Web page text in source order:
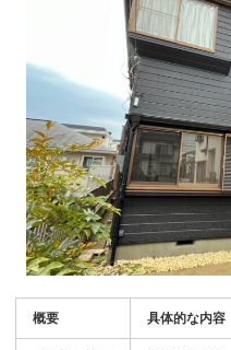
概要 具体的な内容